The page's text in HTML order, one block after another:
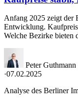
Anfang 2025 zeigt der
Entwicklung.
Welche Bezirke bieten
Peter Guthmann
·07.02.2025
Analyse des Berliner